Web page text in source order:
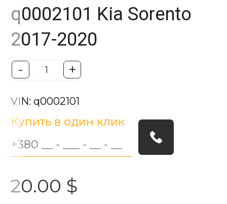
q0002101 Kia Sorento
2017-2020
- +
VIN: q0002101
20.00 $
Купить в один клик